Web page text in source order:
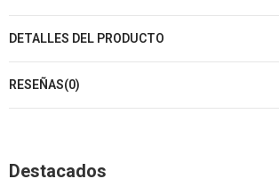
DETALLES DEL PRODUCTO
RESEÑAS(0)
Destacados